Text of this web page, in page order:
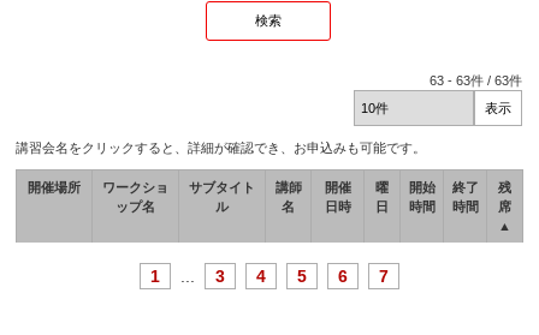
63 -63件 /63件
講習会名をクリックすると、詳細が確認でき、お申込みも可能です。
開催場所
ワークショ
ップ名
サブタイト
ル
講師
名
開催
日時
曜
日
開始
時間
終了
時間
残
席
▲
1 3 4 5 6 7